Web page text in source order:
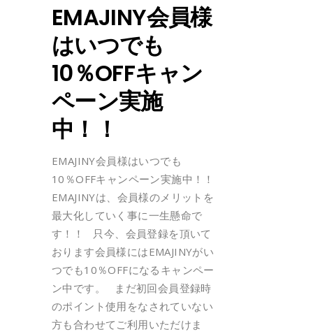
EMAJINY会員様
はいつでも
10％OFFキャン
ペーン実施
中！！
EMAJINY会員様はいつでも
10％OFFキャンペーン実施中！！
EMAJINYは、会員様のメリットを
最大化していく事に一生懸命で
す！！ 只今、会員登録を頂いて
おります会員様にはEMAJINYがい
つでも10％OFFになるキャンペー
ン中です。 まだ初回会員登録時
のポイント使用をなされていない
方も合わせてご利用いただけま